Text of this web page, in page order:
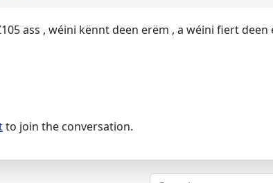
ass , wéini kënnt deen erëm , a wéini fiert deen
to join the conversation.